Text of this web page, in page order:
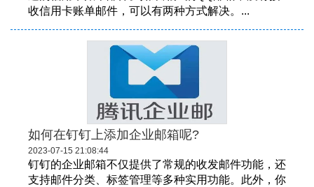
收信用卡账单邮件，可以有两种方式解决。...
如何在钉钉上添加企业邮箱呢?
2023-07-15 21:08:44
钉钉的企业邮箱不仅提供了常规的收发邮件功能，还
支持邮件分类、标签管理等多种实用功能。此外，你